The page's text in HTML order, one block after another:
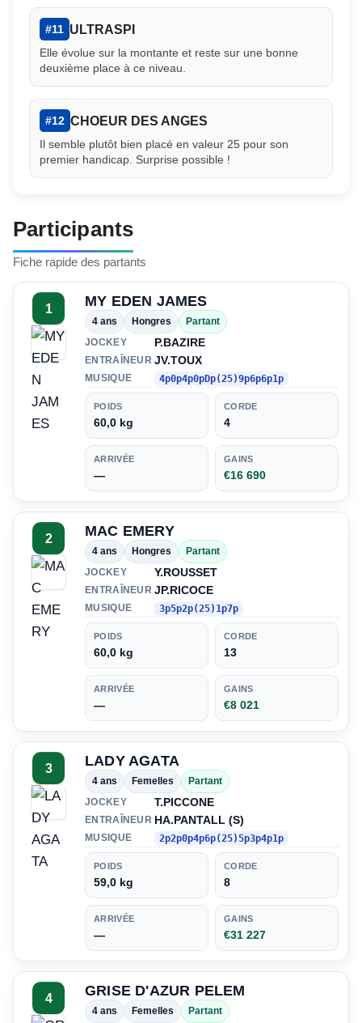
#11 ULTRASPI
Elle évolue sur la montante et reste sur une bonne
deuxième place à ce niveau.
#12 CHOEUR DES ANGES
Il semble plutôt bien placé en valeur 25 pour son
premier handicap. Surprise possible !
Participants
Fiche rapide des partants
1 MY EDEN JAMES
4 ans Hongres
Partant
JOCKEY
P.BAZIRE
ENTRAÎNEUR JV.TOUX
MUSIQUE 4p0p4p0pDp(25)9p6p6p1p
POIDS
60,0 kg
CORDE
4
ARRIVÉE
—
GAINS
€16 690
2 MAC EMERY
4 ans Hongres
Partant
JOCKEY
Y.ROUSSET
ENTRAÎNEUR JP.RICOCE
MUSIQUE 3p5p2p(25)1p7p
POIDS
60,0 kg
CORDE
13
ARRIVÉE
—
GAINS
€8 021
3 LADY AGATA
4 ans Femelles
Partant
JOCKEY
T.PICCONE
ENTRAÎNEUR HA.PANTALL (S)
MUSIQUE 2p2p0p4p6p(25)5p3p4p1p
POIDS
59,0 kg
CORDE
8
ARRIVÉE
—
GAINS
€31 227
4 GRISE D'AZUR PELEM
4 ans Femelles Partant